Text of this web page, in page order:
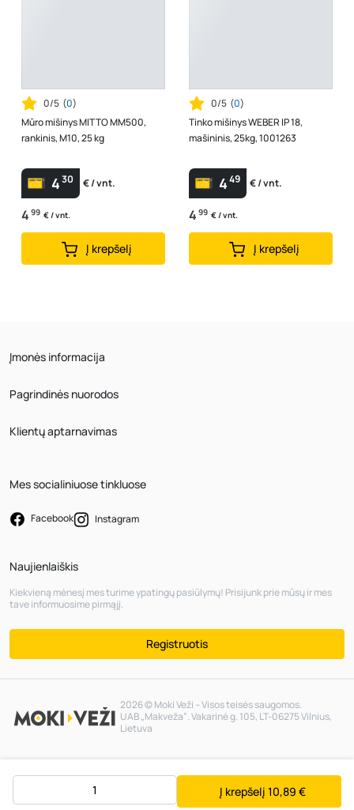
Į krepšelį 10,89 €
0/5 (0)
Mūro mišinys MITTO MM500,
rankinis, M10, 25 kg
430 € / vnt.
4 99 € / vnt.
Į krepšelį
0/5 (0)
Tinko mišinys WEBER IP 18,
mašininis, 25kg, 1001263
449 € / vnt.
4 99 € / vnt.
Į krepšelį
Įmonės informacija
Pagrindinės nuorodos
Klientų aptarnavimas
Mes socialiniuose tinkluose
Facebook Instagram
Naujienlaiškis
Kiekvieną mėnesį mes turime ypatingų pasiūlymų! Prisijunk prie mūsų ir mes
tave informuosime pirmąjį.
Registruotis
2026 © Moki Veži – Visos teisės saugomos.
UAB „Makveža“. Vakarinė g. 105, LT-06275 Vilnius,
Lietuva